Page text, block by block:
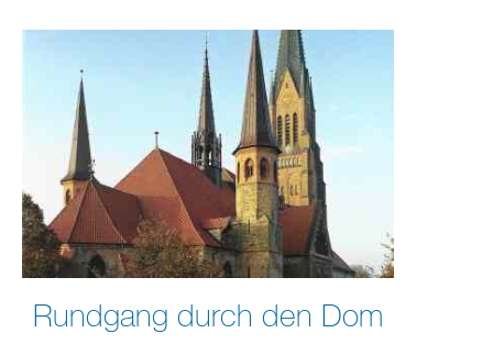
Rundgang durch den Dom